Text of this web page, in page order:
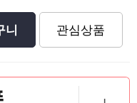
니 관심상품